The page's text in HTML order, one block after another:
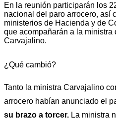
En la reunión participarán los
nacional del paro arrocero, así
ministerios de Hacienda y de
que acompañarán a la ministra
Carvajalino.
¿Qué cambió?
Tanto la ministra Carvajalino
arrocero habían anunciado el
su brazo a torcer. La ministra